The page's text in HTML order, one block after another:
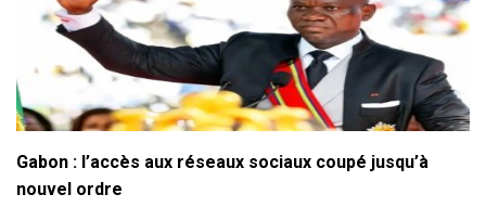
Gabon : l’accès aux réseaux sociaux coupé jusqu’à
nouvel ordre